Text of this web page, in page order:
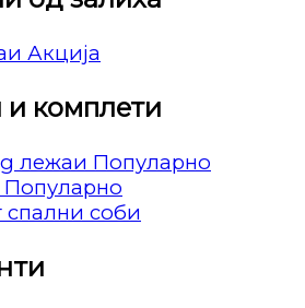
комплети
лежаи
спални соби